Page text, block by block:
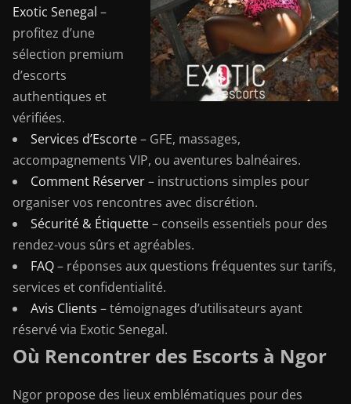
Exotic Senegal –
profitez d’une
sélection premium
d’escorts
authentiques et
vérifiées.
Services d’Escorte– GFE, massages,
accompagnements VIP, ou aventures balnéaires.
Comment Réserver– instructions simples pour
organiser vos rencontres avec discrétion.
Sécurité & Étiquette– conseils essentiels pour des
rendez-vous sûrs et agréables.
FAQ– réponses aux questions fréquentes sur tarifs,
services et confidentialité.
Avis Clients – témoignages d’utilisateurs ayant
réservé via Exotic Senegal.
Où Rencontrer des Escorts à Ngor
Ngor propose des lieux emblématiques pour des